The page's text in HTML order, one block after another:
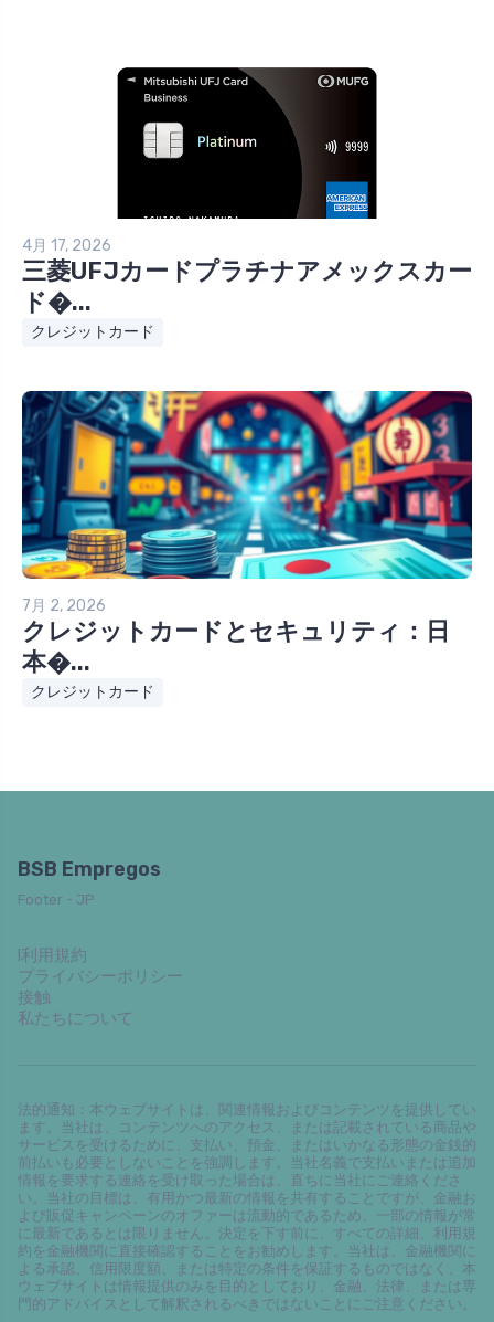
4月 17, 2026
三菱UFJカードプラチナアメックスカー
ド�...
クレジットカード
7月 2, 2026
クレジットカードとセキュリティ：日
本�...
クレジットカード
BSB Empregos
Footer - JP
l利用規約
プライバシーポリシー
接触
私たちについて
法的通知：本ウェブサイトは、関連情報およびコンテンツを提供してい
ます。当社は、コンテンツへのアクセス、または記載されている商品や
サービスを受けるために、支払い、預金、またはいかなる形態の金銭的
前払いも必要としないことを強調します。当社名義で支払いまたは追加
情報を要求する連絡を受け取った場合は、直ちに当社にご連絡くださ
い。当社の目標は、有用かつ最新の情報を共有することですが、金融お
よび販促キャンペーンのオファーは流動的であるため、一部の情報が常
に最新であるとは限りません。決定を下す前に、すべての詳細、利用規
約を金融機関に直接確認することをお勧めします。当社は、金融機関に
よる承認、信用限度額、または特定の条件を保証するものではなく、本
ウェブサイトは情報提供のみを目的としており、金融、法律、または専
門的アドバイスとして解釈されるべきではないことにご注意ください。